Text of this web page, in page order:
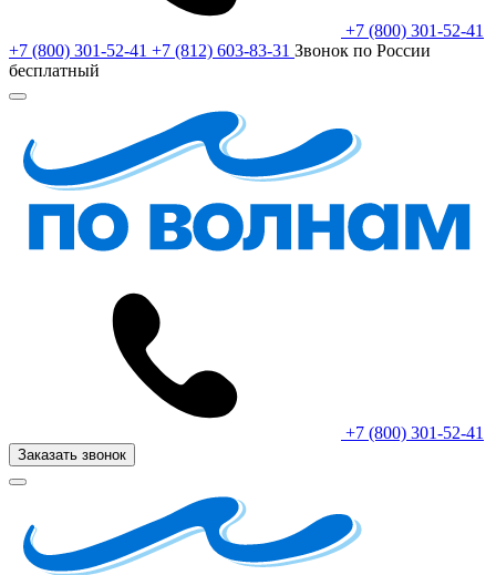
+7 (800) 301-52-41
+7 (800) 301-52-41 +7 (812) 603-83-31 Звонок по России
бесплатный
+7 (800) 301-52-41
Заказать звонок